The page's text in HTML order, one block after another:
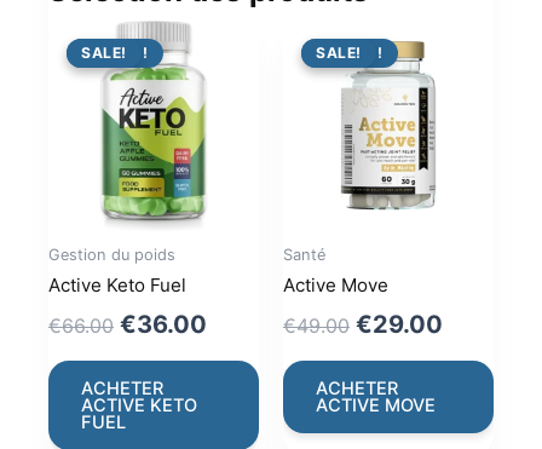
PROMO !
SALE!
Gestion du poids
Active Keto Fuel
€66.00 Original
price
was:
€66.00.
€36.00 Current
price
€36.00.
ACHETER
ACTIVE KETO
FUEL
PROMO !
SALE!
Santé
Active Move
€49.00 Original
price
was:
€49.00.
€29.00
price
€29.00.
ACHETER
ACTIVE MOVE